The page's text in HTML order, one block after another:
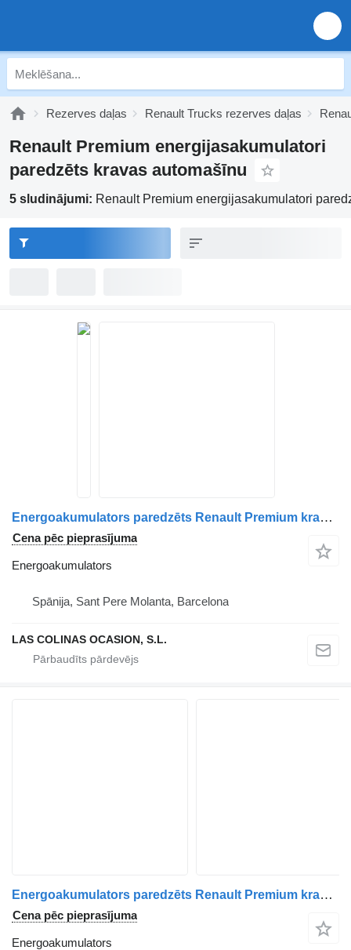
Rezerves daļas Renault Trucks rezerves daļas
Renault Premium energijasakumulatori
paredzēts kravas automašīnu
5 sludinājumi: Renault Premium energijasakumulatori
Energoakumulators paredzēts Renault Premium kravas automašīnas
Cena pēc pieprasījuma
Energoakumulators
Spānija, Sant Pere Molanta, Barcelona
LAS COLINAS OCASION, S.L.
Energoakumulators paredzēts Renault Premium kravas automašīnas
Cena pēc pieprasījuma
Energoakumulators